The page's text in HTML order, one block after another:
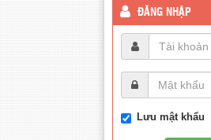
ĐĂNG NHẬP
Lưu mật khẩu